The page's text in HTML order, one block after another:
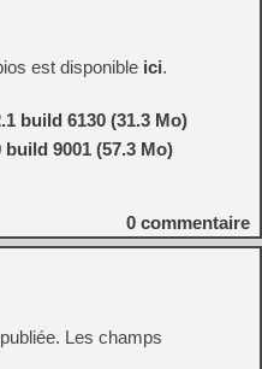
est disponible ici.
build 6130 (31.3 Mo)
9001 (57.3 Mo)
0 commentaire
Les champs